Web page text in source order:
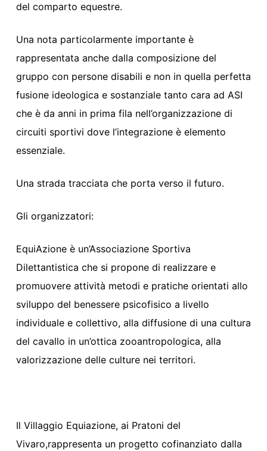
del comparto equestre.
Una nota particolarmente importante è
rappresentata anche dalla composizione del
gruppo con persone disabili e non in quella perfetta
fusione ideologica e sostanziale tanto cara ad ASI
che è da anni in prima fila nell’organizzazione di
circuiti sportivi dove l’integrazione è elemento
essenziale.
Una strada tracciata che porta verso il futuro.
Gli organizzatori:
EquiAzioneè un’Associazione Sportiva
Dilettantistica che si propone di realizzare e
promuovere attività metodi e pratiche orientati allo
sviluppo del benessere psicofisico a livello
individuale e collettivo, alla diffusione di una cultura
del cavallo in un’ottica zooantropologica, alla
valorizzazione delle culture nei territori.
Il Villaggio Equiazione, ai Pratoni del
Vivaro,rappresenta un progetto cofinanziato dalla